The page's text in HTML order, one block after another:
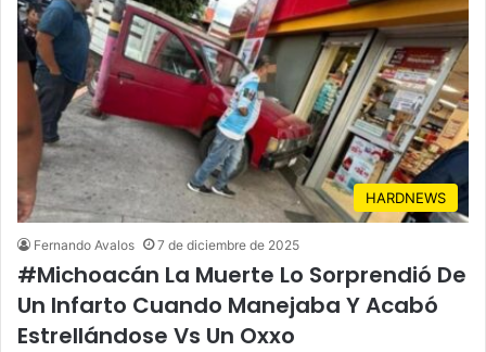
HARDNEWS
Fernando Avalos 7 de diciembre de 2025
#Michoacán La Muerte Lo Sorprendió De
Un Infarto Cuando Manejaba Y Acabó
Estrellándose Vs Un Oxxo